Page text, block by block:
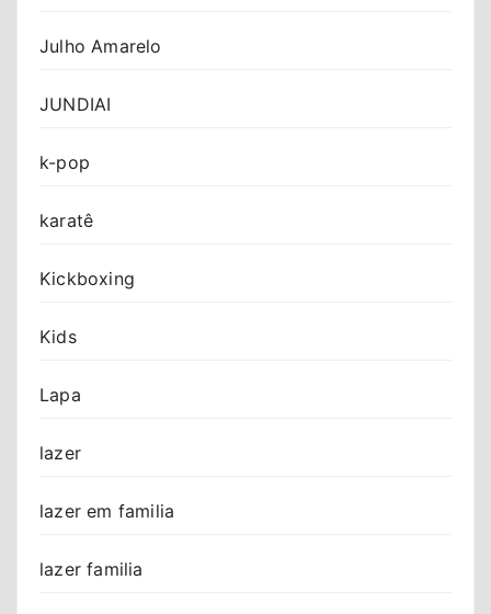
Julho Amarelo
JUNDIAI
k-pop
karatê
Kickboxing
Kids
Lapa
lazer
lazer em familia
lazer familia